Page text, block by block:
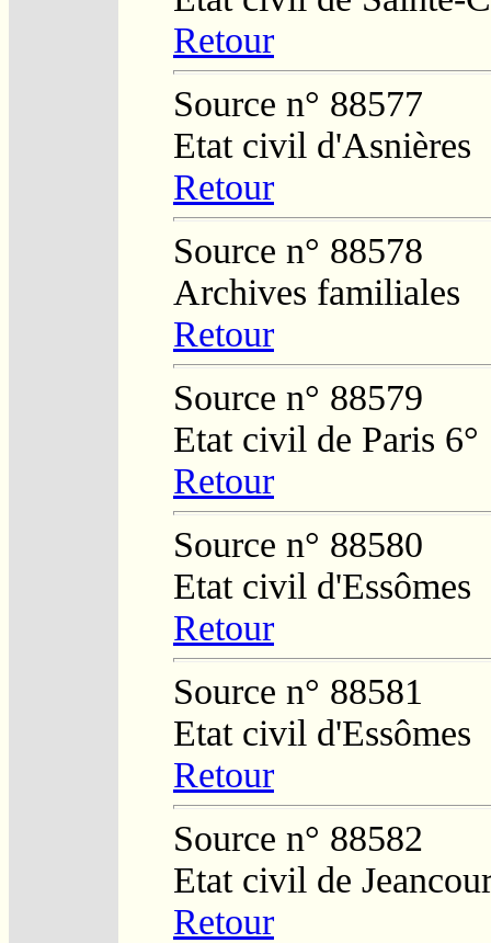
Retour
Source n° 88577
Etat civil d'Asnières
Retour
Source n° 88578
Archives familiales
Retour
Source n° 88579
Etat civil de Paris 6°
Retour
Source n° 88580
Etat civil d'Essômes
Retour
Source n° 88581
Etat civil d'Essômes
Retour
Source n° 88582
Etat civil de
Retour